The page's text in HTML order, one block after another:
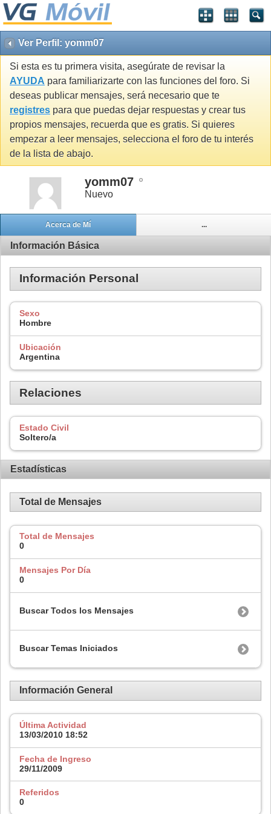
Ver Perfil: yomm07
Si esta es tu primera visita, asegúrate de revisar la
AYUDA para familiarizarte con las funciones del foro. Si
deseas publicar mensajes, será necesario que te
registres para que puedas dejar respuestas y crear tus
propios mensajes, recuerda que es gratis. Si quieres
empezar a leer mensajes, selecciona el foro de tu interés
de la lista de abajo.
yomm07
Nuevo
Acerca de Mí ...
Información Básica
Información Personal
Sexo
Hombre
Ubicación
Argentina
Relaciones
Estado Civil
Soltero/a
Estadísticas
Total de Mensajes
Total de Mensajes
0
Mensajes Por Día
0
Buscar Todos los Mensajes
Buscar Temas Iniciados
Información General
Última Actividad
13/03/2010 18:52
Fecha de Ingreso
29/11/2009
Referidos
0